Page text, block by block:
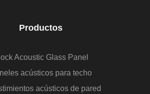
Productos
Acoustic Glass Panel
acústicos para techo
acústicos de pared